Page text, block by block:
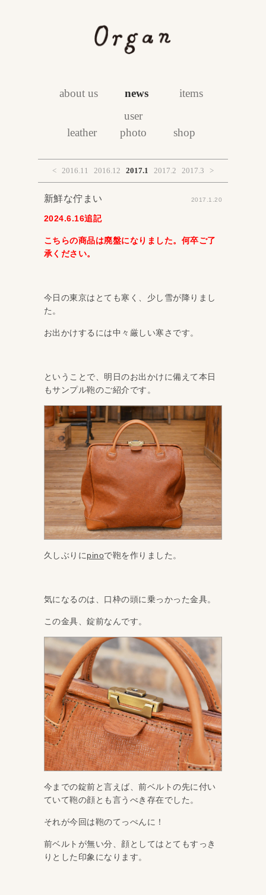
about us news items
leather
user
photo
shop
< 2016.11 2016.12 2017.1 2017.2 2017.3 >
新鮮な佇まい 2017.1.20
2024.6.16追記
こちらの商品は廃盤になりました。何卒ご了
承ください。
今日の東京はとても寒く、少し雪が降りまし
た。
お出かけするには中々厳しい寒さです。
ということで、明日のお出かけに備えて本日
もサンプル鞄のご紹介です。
久しぶりにpinoで鞄を作りました。
気になるのは、口枠の頭に乗っかった金具。
この金具、錠前なんです。
今までの錠前と言えば、前ベルトの先に付い
ていて鞄の顔とも言うべき存在でした。
それが今回は鞄のてっぺんに！
前ベルトが無い分、顔としてはとてもすっき
りとした印象になります。